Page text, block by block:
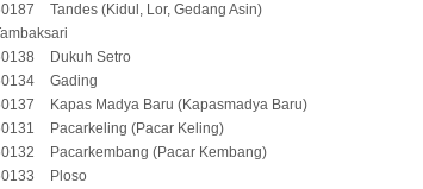
Tandes (Kidul, Lor, Gedang Asin)
Dukuh Setro
Gading
Kapas Madya Baru (Kapasmadya Baru)
Pacarkeling (Pacar Keling)
Pacarkembang (Pacar Kembang)
Ploso